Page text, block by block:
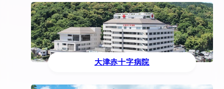
大津赤十字病院